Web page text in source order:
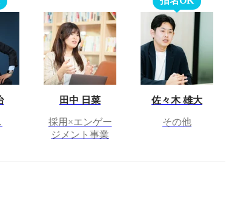
田中 日菜
採用×エンゲー
ジメント事業
佐々木 雄大
その他